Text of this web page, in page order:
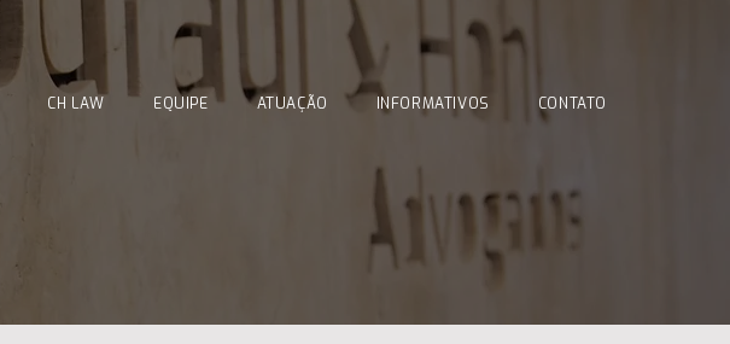
CH LAW EQUIPE ATUAÇÃO INFORMATIVOS CONTATO